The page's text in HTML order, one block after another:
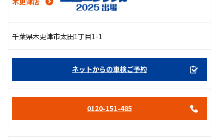
千葉県木更津市太田1丁目1-1
ネットからの車検ご予約
0120-151-485